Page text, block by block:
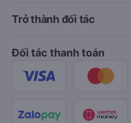
Trở thành đối tác
Đối tác thanh toán